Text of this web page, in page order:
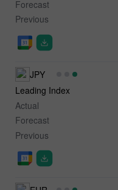
Forecast
Previous
JPY
Leading Index
Actual
Forecast
Previous